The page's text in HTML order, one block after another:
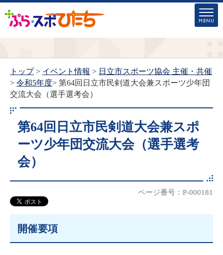
トップ> イベント情報 > 日立市スポーツ協会 主催・共催
> 令和5年度> 第64回日立市民剣道大会兼スポーツ少年団
交流大会（選手選考会）
第64回日立市民剣道大会兼スポ
ーツ少年団交流大会（選手選考
会）
ページ番号：P-000181
開催要項